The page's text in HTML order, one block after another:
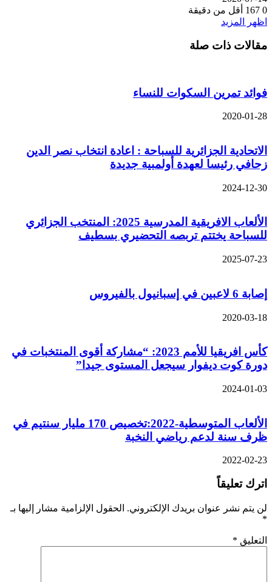
0
أقل من دقيقة
اظهر المزيد
مقالات ذات صلة
فوائد تمرين السكوات للنساء
2020-01-28
الاتحادية الجزائرية للسباحة : اعادة انتخاب نصر الدين
زحافي رئيسا لعهدة أولمبية جديدة
2024-12-30
الألعاب الافريقية المدرسية 2025: المنتخب الجزائري
للسباحة يختتم تربصه التحضيري بسطيف
2025-07-23
إصابة 6 لاعبين في إسبانيول بالفيروس
2020-03-18
كأس افريقيا للأمم 2023: “مشاركة أقوى المنتخبات في
دورة كوت ديفوار سيجعل المستوى جيدا”
2024-01-03
الألعاب المتوسطية-2022:تخصيص 170 مليار سنتيم في
ظرف سنة لدعم رياضي النخبة
2022-02-23
اترك تعليقاً
لن يتم نشر عنوان بريدك الإلكتروني. الحقول الإلزامية مشار إليها بـ
*
التعليق *